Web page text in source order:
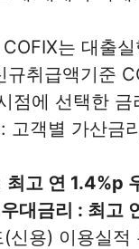
는 대출
규취급액기준
점에 선택한 금
고객별 가산금
최고 연 1.4%p
대금리 : 최고
신용) 이용실